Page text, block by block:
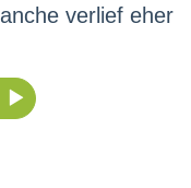
verlief eher